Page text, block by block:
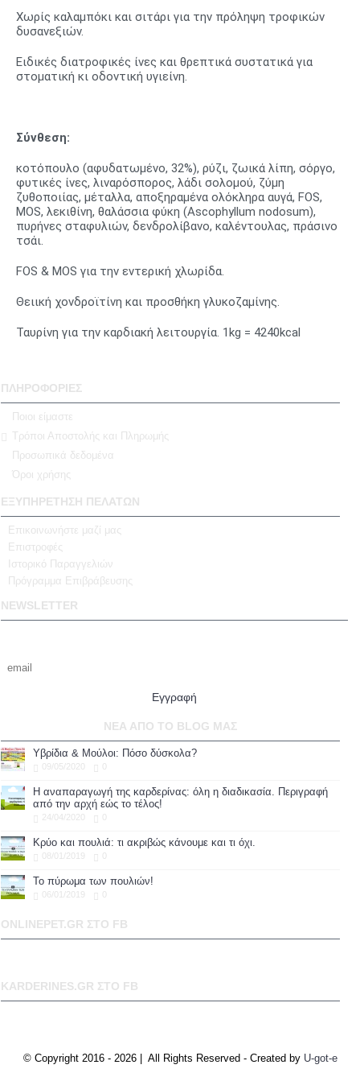
Χωρίς καλαμπόκι και σιτάρι για την πρόληψη τροφικών
δυσανεξιών.
Ειδικές διατροφικές ίνες και θρεπτικά συστατικά για
στοματική κι οδοντική υγιείνη.
Σύνθεση:
κοτόπουλο (αφυδατωμένο, 32%), ρύζι, ζωικά λίπη, σόργο,
φυτικές ίνες, λιναρόσπορος, λάδι σολομού, ζύμη
ζυθοποιίας, μέταλλα, αποξηραμένα ολόκληρα αυγά, FOS,
MOS, λεκιθίνη, θαλάσσια φύκη (Ascophyllum nodosum),
πυρήνες σταφυλιών, δενδρολίβανο, καλέντουλας, πράσινο
τσάι.
FOS & MOS για την εντερική χλωρίδα.
Θειική χονδροϊτίνη και προσθήκη γλυκοζαμίνης.
Ταυρίνη για την καρδιακή λειτουργία. 1kg = 4240kcal
ΠΛΗΡΟΦΟΡΙΕΣ
Ποιοι είμαστε
Τρόποι Αποστολής και Πληρωμής
Προσωπικά δεδομένα
Όροι χρήσης
ΕΞΥΠΗΡΕΤΗΣΗ ΠΕΛΑΤΩΝ
Επικοινωνήστε μαζί μας
Επιστροφές
Ιστορικό Παραγγελιών
Πρόγραμμα Επιβράβευσης
NEWSLETTER
Εγγραφή
ΝΕΑ ΑΠΟ ΤΟ BLOG ΜΑΣ
Υβρίδια & Μούλοι: Πόσο δύσκολα?
09/05/2020
Η αναπαραγωγή της καρδερίνας: όλη η διαδικασία. Περιγραφή
από την αρχή εώς το τέλος!
24/04/2020
Κρύο και πουλιά: τι ακριβώς κάνουμε και τι όχι.
08/01/2019
To πύρωμα των πουλιών!
06/01/2019
ONLINEPET.GR ΣΤΟ FB
KARDERINES.GR ΣΤΟ FB
© Copyright 2016 - 2026 | All Rights Reserved - Created by U-got-e